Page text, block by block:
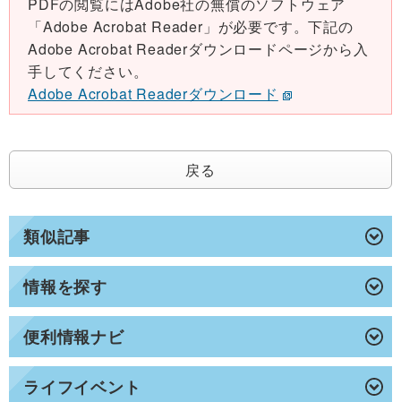
類似記事
情報を探す
便利情報ナビ
ライフイベント
「Adobe Acrobat Reader」が必要です。下記の
Adobe Acrobat Readerダウンロードページから入
手してください。
Adobe Acrobat Readerダウンロード
戻る